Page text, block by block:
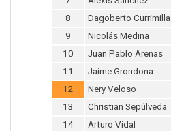
8
Dagoberto Currimilla
9
Nicolás Medina
10
Juan Pablo Arenas
11
Jaime Grondona
12
Nery Veloso
13
Christian Sepúlveda
14
Arturo Vidal